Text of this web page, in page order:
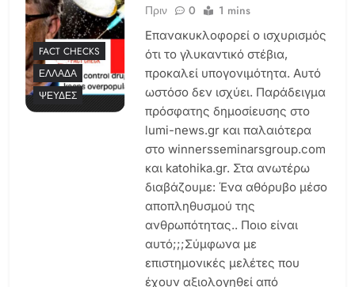
FACT CHECKS
ΕΛΛΆΔΑ
ΨΕΥΔΈΣ
Πριν
0 1 mins
Επανακυκλοφορεί ο ισχυρισμός
ότι το γλυκαντικό στέβια,
προκαλεί υπογονιμότητα. Αυτό
ωστόσο δεν ισχύει. Παράδειγμα
πρόσφατης δημοσίευσης στο
lumi-news.gr και παλαιότερα
στο winnersseminarsgroup.com
και katohika.gr. Στα ανωτέρω
διαβάζουμε: Ένα αθόρυβο μέσο
αποπληθυσμού της
ανθρωπότητας.. Ποιο είναι
αυτό;;;Σύμφωνα με
επιστημονικές μελέτες που
έχουν αξιολογηθεί από